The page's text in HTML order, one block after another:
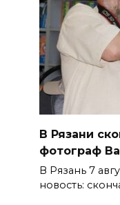
В Рязани
фотограф
В Рязань 7
новость: